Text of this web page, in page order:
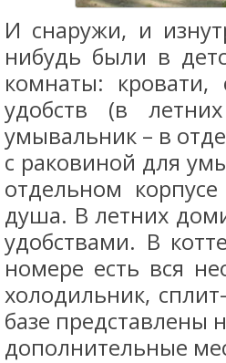
И снаружи, и
нибудь были в
комнаты: кровати,
удобств (в
умывальник – в
с раковиной для
отдельном
душа. В летних
удобствами. В
номере есть вся
холодильник,
базе представлены
дополнительные